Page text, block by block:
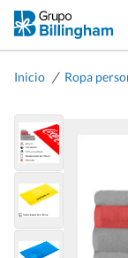
Inicio / Ropa